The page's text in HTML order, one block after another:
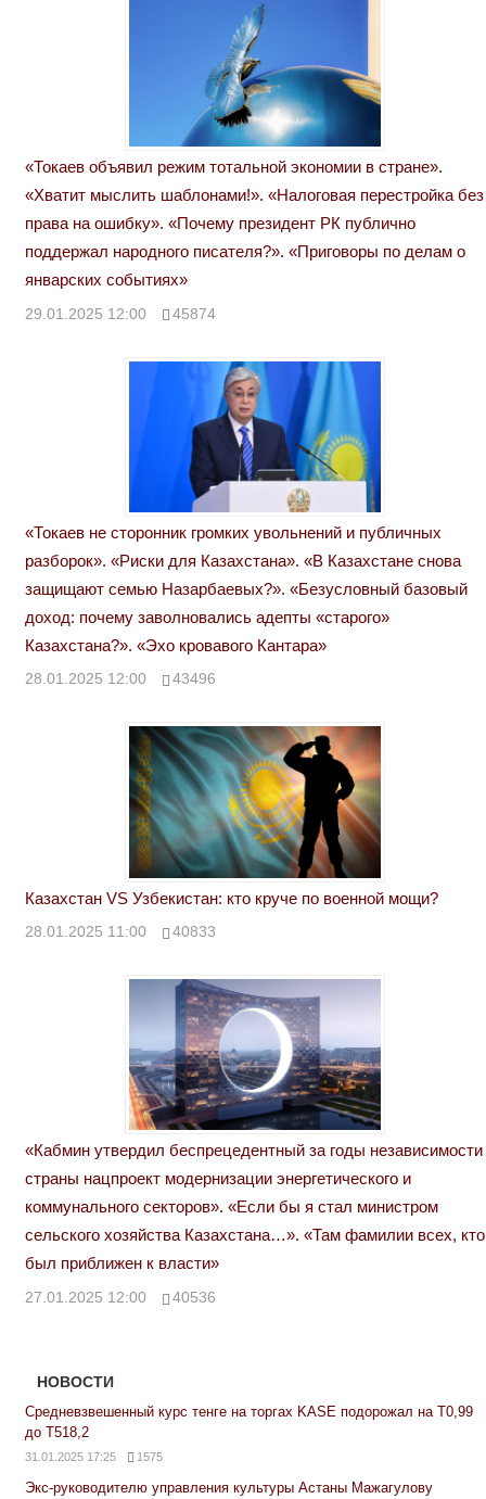
«Токаев объявил режим тотальной экономии в стране».
«Хватит мыслить шаблонами!». «Налоговая перестройка без
права на ошибку». «Почему президент РК публично
поддержал народного писателя?». «Приговоры по делам о
январских событиях»
29.01.2025 12:00 45874
«Токаев не сторонник громких увольнений и публичных
разборок». «Риски для Казахстана». «В Казахстане снова
защищают семью Назарбаевых?». «Безусловный базовый
доход: почему заволновались адепты «старого»
Казахстана?». «Эхо кровавого Кантара»
28.01.2025 12:00 43496
Казахстан VS Узбекистан: кто круче по военной мощи?
28.01.2025 11:00 40833
«Кабмин утвердил беспрецедентный за годы независимости
страны нацпроект модернизации энергетического и
коммунального секторов». «Если бы я стал министром
сельского хозяйства Казахстана…». «Там фамилии всех, кто
был приближен к власти»
27.01.2025 12:00 40536
НОВОСТИ
Средневзвешенный курс тенге на торгах KASE подорожал на Т0,99
до Т518,2
31.01.2025 17:25 1575
Экс-руководителю управления культуры Астаны Мажагулову